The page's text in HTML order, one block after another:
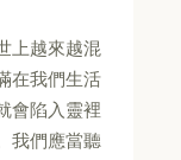
上越來越混
在我們生活
會陷入靈裡
我們應當聽